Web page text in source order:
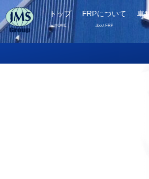
トップ
HOME
FRPについて
about FRP
車